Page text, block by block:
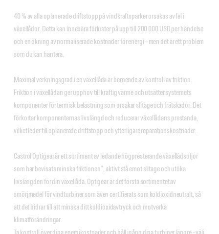
40 % av alla oplanerade driftstopp på vindkraftsparker orsakas av fel i
växellådor. Detta kan innebära förluster på upp till 200 000 USD per händelse
och en ökning av normaliserade kostnader för energi – men det är ett problem
som du kan hantera.
Maximal verkningsgrad i en växellåda är beroende av kontroll av friktion.
Friktion i växellådan ger upphov till kraftig värme och utsätter systemets
komponenter för termisk belastning som orsakar slitage och frätskador. Det
förkortar komponenternas livslängd och reducerar växellådans prestanda,
vilket leder till oplanerade driftstopp och ytterligare reparationskostnader.
Castrol Optigear är ett sortiment av ledande högpresterande växellådsoljor
som har bevisats minska friktionen*, aktivt stå emot slitage och utöka
livslängden för din växellåda. Optigear är det första sortimentet av
smörjmedel för vindturbiner som även certifierats som koldioxidneutralt, så
att det bidrar till att minska ditt koldioxidavtryck och motverka
klimatförändringar.
Ta kontroll över dina energikostnader och håll igång dina turbiner längre – välj